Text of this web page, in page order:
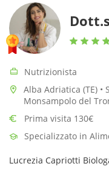
Nutrizionista
Alba Adriatica (TE) •
Monsampolo del
Prima visita 130€
Specializzato in
Lucrezia Capriotti